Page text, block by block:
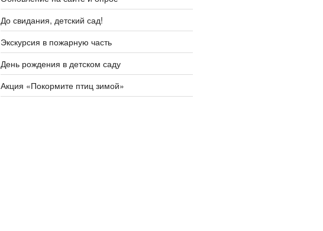
До свидания, детский сад!
Экскурсия в пожарную часть
День рождения в детском саду
Акция «Покормите птиц зимой»